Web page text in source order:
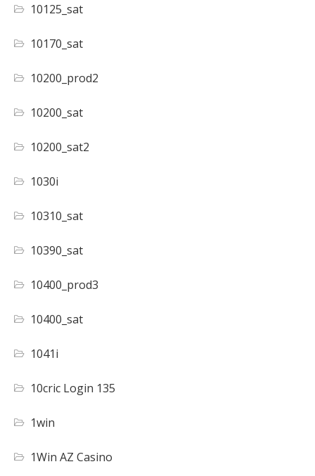
10125_sat
10170_sat
10200_prod2
10200_sat
10200_sat2
1030i
10310_sat
10390_sat
10400_prod3
10400_sat
1041i
10cric Login 135
1win
1Win AZ Casino